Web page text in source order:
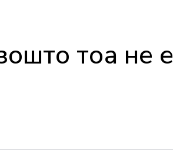
тоа не е